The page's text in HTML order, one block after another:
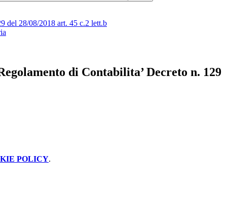
del 28/08/2018 art. 45 c.2 lett.b
di Contabilita’ Decreto n. 129
POLICY.